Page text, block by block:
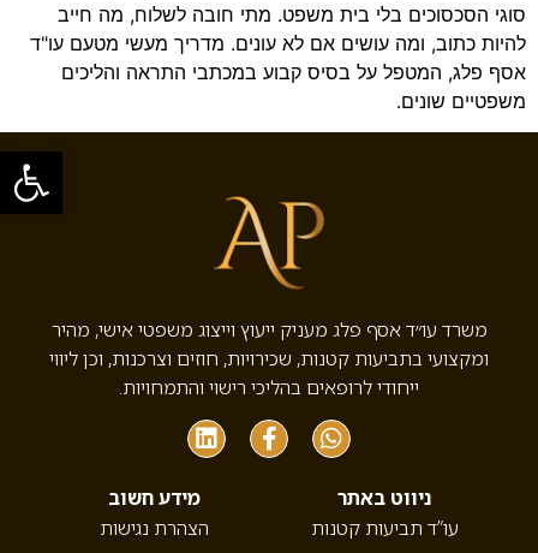
פתח
סוגי הסכסוכים בלי בית משפט. מתי חובה לשלוח, מה חייב
להיות כתוב, ומה עושים אם לא עונים. מדריך מעשי מטעם עו"ד
אסף פלג, המטפל על בסיס קבוע במכתבי התראה והליכים
משפטיים שונים.
משרד עו״ד אסף פלג מעניק ייעוץ וייצוג משפטי אישי, מהיר
ומקצועי בתביעות קטנות, שכירויות, חוזים וצרכנות, וכן ליווי
ייחודי לרופאים בהליכי רישוי והתמחויות.
ניווט באתר
עו”ד תביעות קטנות
מידע חשוב
הצהרת נגישות